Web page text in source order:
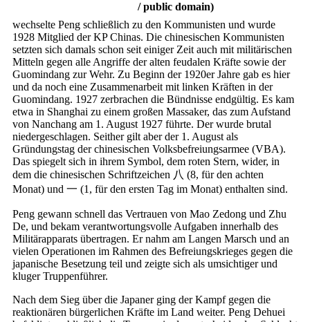
/ public domain)
wechselte Peng schließlich zu den Kommunisten und wurde
1928 Mitglied der KP Chinas. Die chinesischen Kommunisten
setzten sich damals schon seit einiger Zeit auch mit militärischen
Mitteln gegen alle Angriffe der alten feudalen Kräfte sowie der
Guomindang zur Wehr. Zu Beginn der 1920er Jahre gab es hier
und da noch eine Zusammenarbeit mit linken Kräften in der
Guomindang. 1927 zerbrachen die Bündnisse endgültig. Es kam
etwa in Shanghai zu einem großen Massaker, das zum Aufstand
von Nanchang am 1. August 1927 führte. Der wurde brutal
niedergeschlagen. Seither gilt aber der 1. August als
Gründungstag der chinesischen Volksbefreiungsarmee (VBA).
Das spiegelt sich in ihrem Symbol, dem roten Stern, wider, in
dem die chinesischen Schriftzeichen 八 (8, für den achten
Monat) und 一 (1, für den ersten Tag im Monat) enthalten sind.
Peng gewann schnell das Vertrauen von Mao Zedong und Zhu
De, und bekam verantwortungsvolle Aufgaben innerhalb des
Militärapparats übertragen. Er nahm am Langen Marsch und an
vielen Operationen im Rahmen des Befreiungskrieges gegen die
japanische Besetzung teil und zeigte sich als umsichtiger und
kluger Truppenführer.
Nach dem Sieg über die Japaner ging der Kampf gegen die
reaktionären bürgerlichen Kräfte im Land weiter. Peng Dehuei